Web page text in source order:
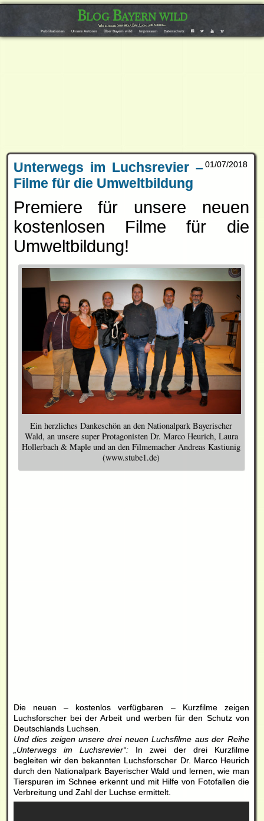
Blog Bayern wild
Wir bloggen über Wolf, Bär, Luchs und andere…
Publikationen Unsere Autoren Über Bayern wild Impressum Datenschutz F T Y V
01/07/2018
Unterwegs im Luchsrevier –
Filme für die Umweltbildung
Premiere für unsere neuen
kostenlosen Filme für die
Umweltbildung!
Ein herzliches Dankeschön an den Nationalpark Bayerischer
Wald, an unsere super Protagonisten Dr. Marco Heurich, Laura
Hollerbach & Maple und an den Filmemacher Andreas Kastiunig
(www.stube1.de)
Die neuen – kostenlos verfügbaren – Kurzfilme zeigen
Luchsforscher bei der Arbeit und werben für den Schutz von
Deutschlands Luchsen.
Und dies zeigen unsere drei neuen Luchsfilme aus der Reihe
„Unterwegs im Luchsrevier“:In zwei der drei Kurzfilme
begleiten wir den bekannten Luchsforscher Dr. Marco Heurich
durch den Nationalpark Bayerischer Wald und lernen, wie man
Tierspuren im Schnee erkennt und mit Hilfe von Fotofallen die
Verbreitung und Zahl der Luchse ermittelt.